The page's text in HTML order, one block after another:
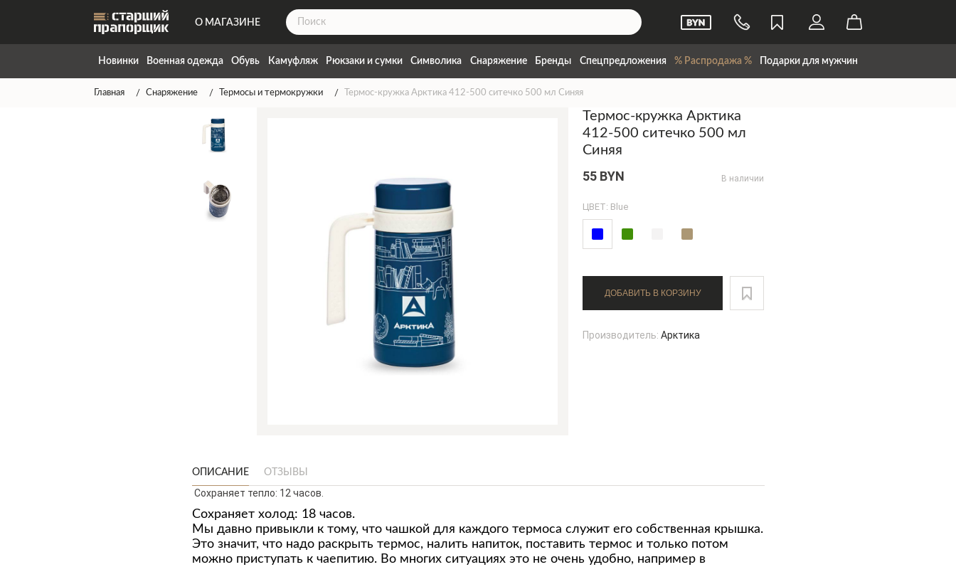
О МАГАЗИНЕ
ДОСТАВКА
КОНТАКТЫ
НАПИСАТЬ НАМ
ТАБЛИЦА РАЗМЕРОВ
СПОСОБЫ ОПЛАТЫ
Новинки Военная одежда Обувь Камуфляж Рюкзаки и сумки Символика Снаряжение Бренды Спецпредложения % Распродажа % Подарки для мужчин
Главная Снаряжение Термосы и термокружки Термос-кружка Арктика 412-500 ситечко 500 мл Синяя
Термос-кружка Арктика
412-500 ситечко 500 мл
Синяя
55 BYN В наличии
ЦВЕТ: Blue
ДОБАВИТЬ В КОРЗИНУ
Производитель:Арктика
ОПИСАНИЕ ОТЗЫВЫ
Сохраняет тепло: 12 часов.
Сохраняет холод: 18 часов.
Мы давно привыкли к тому, что чашкой для каждого термоса служит его собственная крышка.
Это значит, что надо раскрыть термос, налить напиток, поставить термос и только потом
можно приступать к чаепитию. Во многих ситуациях это не очень удобно, например в